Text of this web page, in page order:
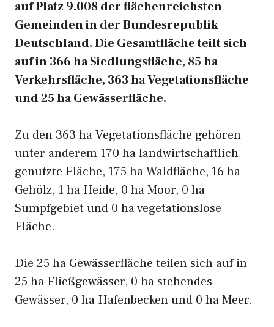
auf Platz 9.008 der flächenreichsten
Gemeinden in der Bundesrepublik
Deutschland. Die Gesamtfläche teilt sich
auf in 366 ha Siedlungsfläche, 85 ha
Verkehrsfläche, 363 ha Vegetationsfläche
und 25 ha Gewässerfläche.
Zu den 363 ha Vegetationsfläche gehören
unter anderem 170 ha landwirtschaftlich
genutzte Fläche, 175 ha Waldfläche, 16 ha
Gehölz, 1 ha Heide, 0 ha Moor, 0 ha
Sumpfgebiet und 0 ha vegetationslose
Fläche.
Die 25 ha Gewässerfläche teilen sich auf in
25 ha Fließgewässer, 0 ha stehendes
Gewässer, 0 ha Hafenbecken und 0 ha Meer.